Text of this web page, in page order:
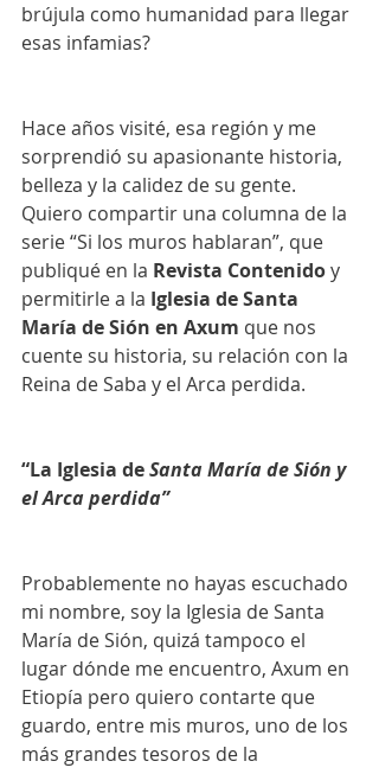
brújula como humanidad para llegar
esas infamias?
Hace años visité, esa región y me
sorprendió su apasionante historia,
belleza y la calidez de su gente.
Quiero compartir una columna de la
serie “Si los muros hablaran”, que
publiqué en la Revista Contenido y
permitirle a la Iglesia de Santa
María de Sión en Axum que nos
cuente su historia, su relación con la
Reina de Saba y el Arca perdida.
“La Iglesia de Santa María de Sión y
el Arca perdida”
Probablemente no hayas escuchado
mi nombre, soy la Iglesia de Santa
María de Sión, quizá tampoco el
lugar dónde me encuentro, Axum en
Etiopía pero quiero contarte que
guardo, entre mis muros, uno de los
más grandes tesoros de la